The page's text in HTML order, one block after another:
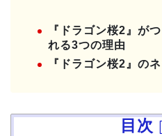
『ドラゴン桜2』が
れる3つの理由
『ドラゴン桜2』の
目次